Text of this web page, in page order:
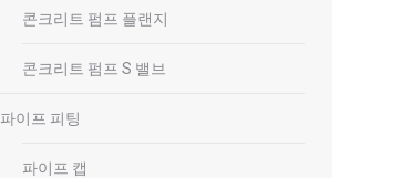
콘크리트 펌프 플랜지
콘크리트 펌프 S 밸브
파이프 피팅
파이프 캡